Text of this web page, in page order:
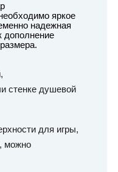
яркое
надежная
дополнение
стенке душевой
для игры,
можно